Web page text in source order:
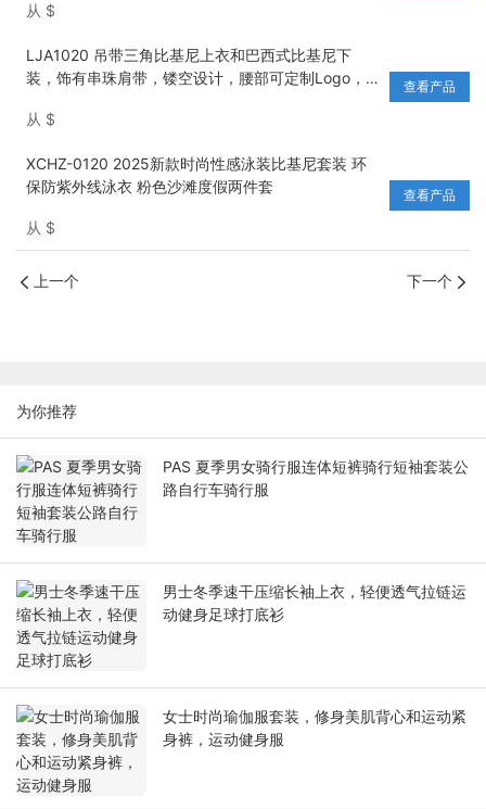
从 $
LJA1020 吊带三角比基尼上衣和巴西式比基尼下
装，饰有串珠肩带，镂空设计，腰部可定制Logo，
从 $
查看产品
XCHZ-0120 2025新款时尚性感泳装比基尼套装 环
保防紫外线泳衣 粉色沙滩度假两件套
从 $
查看产品
上一个 下一个
为你推荐
PAS 夏季男女骑行服连体短裤骑行短袖套装公
路自行车骑行服
男士冬季速干压缩长袖上衣，轻便透气拉链运
动健身足球打底衫
女士时尚瑜伽服套装，修身美肌背心和运动紧
身裤，运动健身服